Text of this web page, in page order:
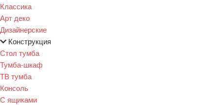
Классика
Арт деко
Дизайнерские
Конструкция
Стол тумба
Тумба-шкаф
ТВ тумба
Консоль
С ящиками